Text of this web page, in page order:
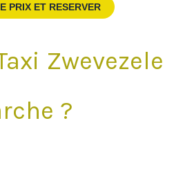
PRIX ET RESERVER
Zwevezele
?